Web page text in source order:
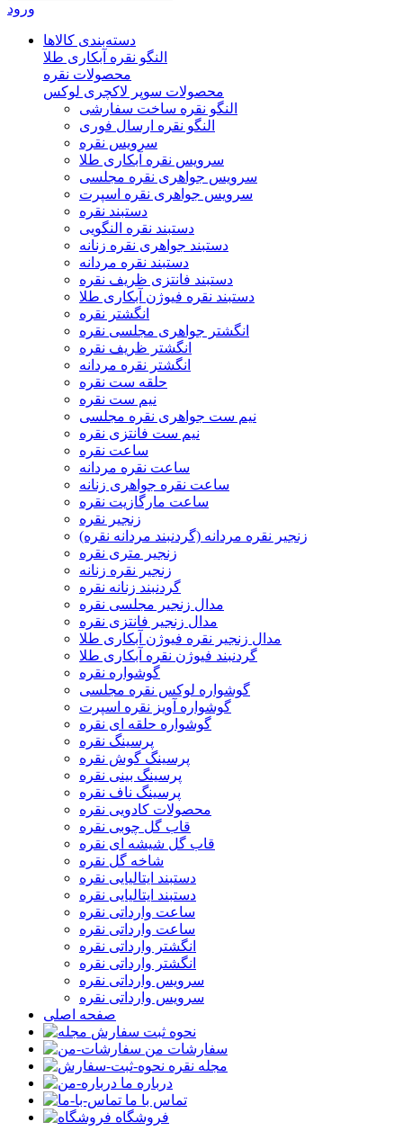
ورود
دسته‌بندی‌ کالاها
النگو نقره آبکاری طلا
محصولات نقره
محصولات سوپر لاکچری لوکس
النگو نقره ساخت سفارشی
النگو نقره ارسال فوری
سرویس نقره
سرویس نقره آبکاری طلا
سرویس جواهری نقره مجلسی
سرویس جواهری نقره اسپرت
دستبند نقره
دستبند نقره النگویی
دستبند جواهری نقره زنانه
دستبند نقره مردانه
دستبند فانتزی ظریف نقره
دستبند نقره فیوژن آبکاری طلا
انگشتر نقره
انگشتر جواهری مجلسی نقره
انگشتر ظریف نقره
انگشتر نقره مردانه
حلقه ست نقره
نیم ست نقره
نیم ست جواهری نقره مجلسی
نیم ست فانتزی نقره
ساعت نقره
ساعت نقره مردانه
ساعت نقره جواهری زنانه
ساعت مارگازیت نقره
زنجیر نقره
زنجیر نقره مردانه (گردنبند مردانه نقره)
زنجیر متری نقره
زنجیر نقره زنانه
گردنبند زنانه نقره
مدال زنجیر مجلسی نقره
مدال زنجیر فانتزی نقره
مدال زنجیر نقره فیوژن آبکاری طلا
گردنبند فیوژن نقره آبکاری طلا
گوشواره نقره
گوشواره لوکس نقره مجلسی
گوشواره آویز نقره اسپرت
گوشواره حلقه ای نقره
پرسینگ نقره
پرسینگ گوش نقره
پرسینگ بینی نقره
پرسینگ ناف نقره
محصولات کادویی نقره
قاب گل چوبی نقره
قاب گل شیشه ای نقره
شاخه گل نقره
دستبند ایتالیایی نقره
دستبند ایتالیایی نقره
ساعت وارداتی نقره
ساعت وارداتی نقره
انگشتر وارداتی نقره
انگشتر وارداتی نقره
سرویس وارداتی نقره
سرویس وارداتی نقره
صفحه اصلی
نحوه ثبت سفارش
سفارشات من
مجله نقره
درباره ما
تماس با ما
فروشگاه